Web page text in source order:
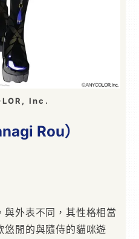
Inc.
Rou）
與外表不同，其性格相當
悠閒的與隨侍的貓咪遊